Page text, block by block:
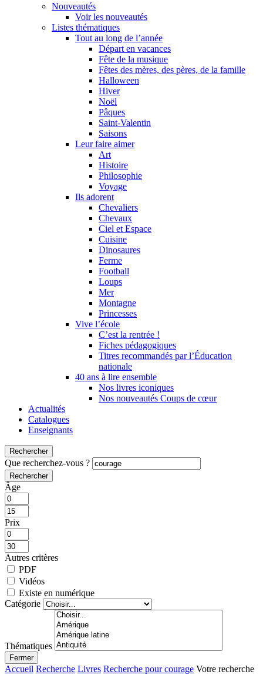
Nouveautés
Voir les nouveautés
Listes thématiques
Tout au long de l’année
Départ en vacances
Fête de la musique
Fêtes des mères, des pères, de la famille
Halloween
Hiver
Noël
Pâques
Saint-Valentin
Saisons
Leur faire aimer
Art
Histoire
Philosophie
Voyage
Ils adorent
Chevaliers
Chevaux
Ciel et Espace
Cuisine
Dinosaures
Ferme
Football
Loups
Mer
Montagne
Princesses
Vive l’école
C’est la rentrée !
Fiches pédagogiques
Titres recommandés par l’Éducation
nationale
40 ans à lire ensemble
Nos livres iconiques
Nos nouveautés Coups de cœur
Actualités
Catalogues
Enseignants
Rechercher
Que recherchez-vous ?
Rechercher
Âge
Prix
Autres critères
PDF
Vidéos
Existe en numérique
Catégorie
Thématiques
Fermer
Accueil Recherche Livres Recherche pour courage Votre recherche